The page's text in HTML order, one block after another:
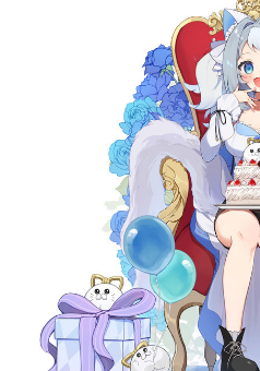
muevoクラウドファンディング
muevoコミュニティ
ぶいクラ！by muevo
FUKAKACHI+
Follow us